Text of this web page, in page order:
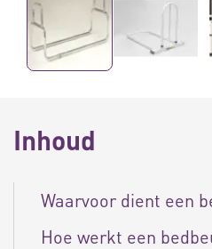
Inhoud
Waarvoor dient een
Hoe werkt een